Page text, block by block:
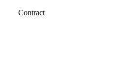
Contract